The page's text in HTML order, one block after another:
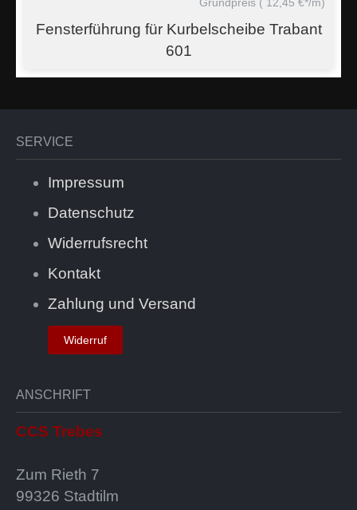
Fensterführung für Kurbelscheibe Trabant
601
SERVICE
Impressum
Datenschutz
Widerrufsrecht
Kontakt
Zahlung und Versand
Widerruf
ANSCHRIFT
CCS Trebes
Zum Rieth 7
99326 Stadtilm